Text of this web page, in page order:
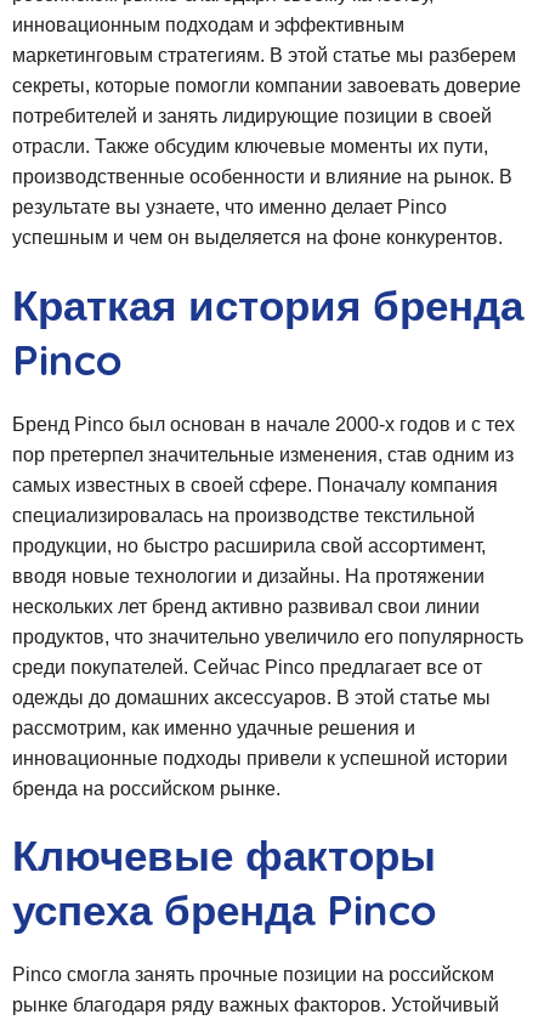
инновационным подходам и эффективным
маркетинговым стратегиям. В этой статье мы разберем
секреты, которые помогли компании завоевать доверие
потребителей и занять лидирующие позиции в своей
отрасли. Также обсудим ключевые моменты их пути,
производственные особенности и влияние на рынок. В
результате вы узнаете, что именно делает Pinco
успешным и чем он выделяется на фоне конкурентов.
Краткая история бренда
Pinco
Бренд Pinco был основан в начале 2000-х годов и с тех
пор претерпел значительные изменения, став одним из
самых известных в своей сфере. Поначалу компания
специализировалась на производстве текстильной
продукции, но быстро расширила свой ассортимент,
вводя новые технологии и дизайны. На протяжении
нескольких лет бренд активно развивал свои линии
продуктов, что значительно увеличило его популярность
среди покупателей. Сейчас Pinco предлагает все от
одежды до домашних аксессуаров. В этой статье мы
рассмотрим, как именно удачные решения и
инновационные подходы привели к успешной истории
бренда на российском рынке.
Ключевые факторы
успеха бренда Pinco
Pinco смогла занять прочные позиции на российском
рынке благодаря ряду важных факторов. Устойчивый